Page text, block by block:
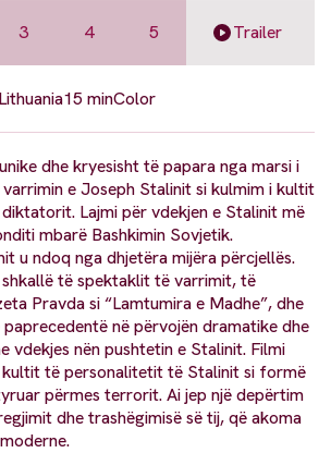
3 4 5 Trailer
15 minColor
dhe kryesisht të papara nga marsi i
e Joseph Stalinit si kulmim i kultit
Lajmi për vdekjen e Stalinit më
mbarë Bashkimin Sovjetik.
u ndoq nga dhjetëra mijëra përcjellës.
të spektaklit të varrimit, të
Pravda si “Lamtumira e Madhe”, dhe
në përvojën dramatike dhe
vdekjes nën pushtetin e Stalinit. Filmi
kultit të personalitetit të Stalinit si formë
përmes terrorit. Ai jep një depërtim
dhe trashëgimisë së tij, që akoma